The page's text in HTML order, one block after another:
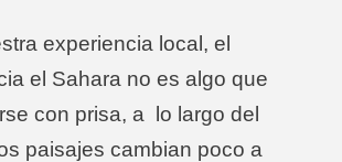
experiencia local, el
el Sahara no es algo que
con prisa, a lo largo del
paisajes cambian poco a